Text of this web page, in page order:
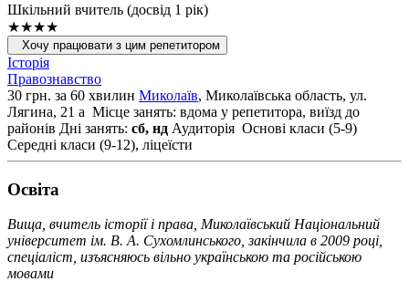
Шкільний вчитель (досвід 1 рік)
★★★★
Хочу працювати з цим репетитором
Історія
Правознавство
30 грн. за 60 хвилин Миколаїв, Миколаївська область, ул.
Лягина, 21 а Місце занять: вдома у репетитора, виїзд до
районів Дні занять: сб, нд Аудиторія Основі класи (5-9)
Середні класи (9-12), ліцеїсти
Освiта
Вища, вчитель історії і права, Миколаївський Національний
університет ім. В. А. Сухомлинського, закінчила в 2009 році,
спеціаліст, изъясняюсь вільно українською та російською
мовами